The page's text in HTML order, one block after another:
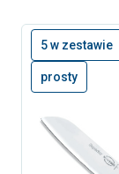
5 w zestawie
prosty